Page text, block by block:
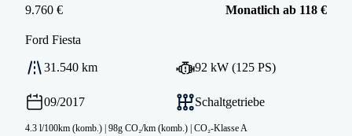
9.760 € Monatlich ab 118 €
Ford Fiesta
31.540 km 92 kW (125 PS)
09/2017 Schaltgetriebe
4.3 l/100km (komb.) | 98g CO₂/km (komb.) | CO₂-Klasse A